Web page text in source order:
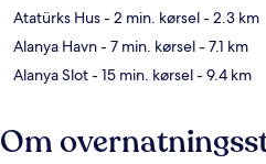
Atatürks Hus- 2 min. kørsel- 2.3 km
Alanya Havn- 7 min. kørsel- 7.1 km
Alanya Slot- 15 min. kørsel- 9.4 km
Om